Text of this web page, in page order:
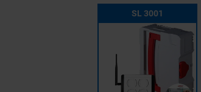
SL 3001